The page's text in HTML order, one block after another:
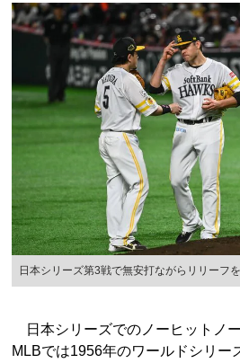
日本シリーズ第3戦で無安打ながらリリーフ
日本シリーズでのノーヒットノ
MLBでは1956年のワールドシリー